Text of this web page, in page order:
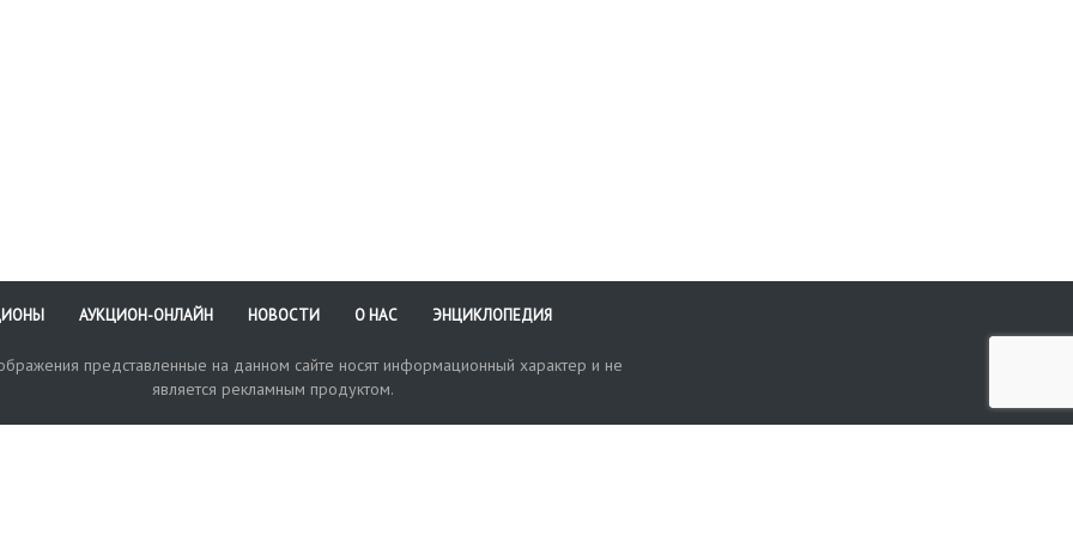
АУКЦИОН-ОНЛАЙН НОВОСТИ О НАС ЭНЦИКЛОПЕДИЯ
представленные на данном сайте носят информационный характер и не
является рекламным продуктом.